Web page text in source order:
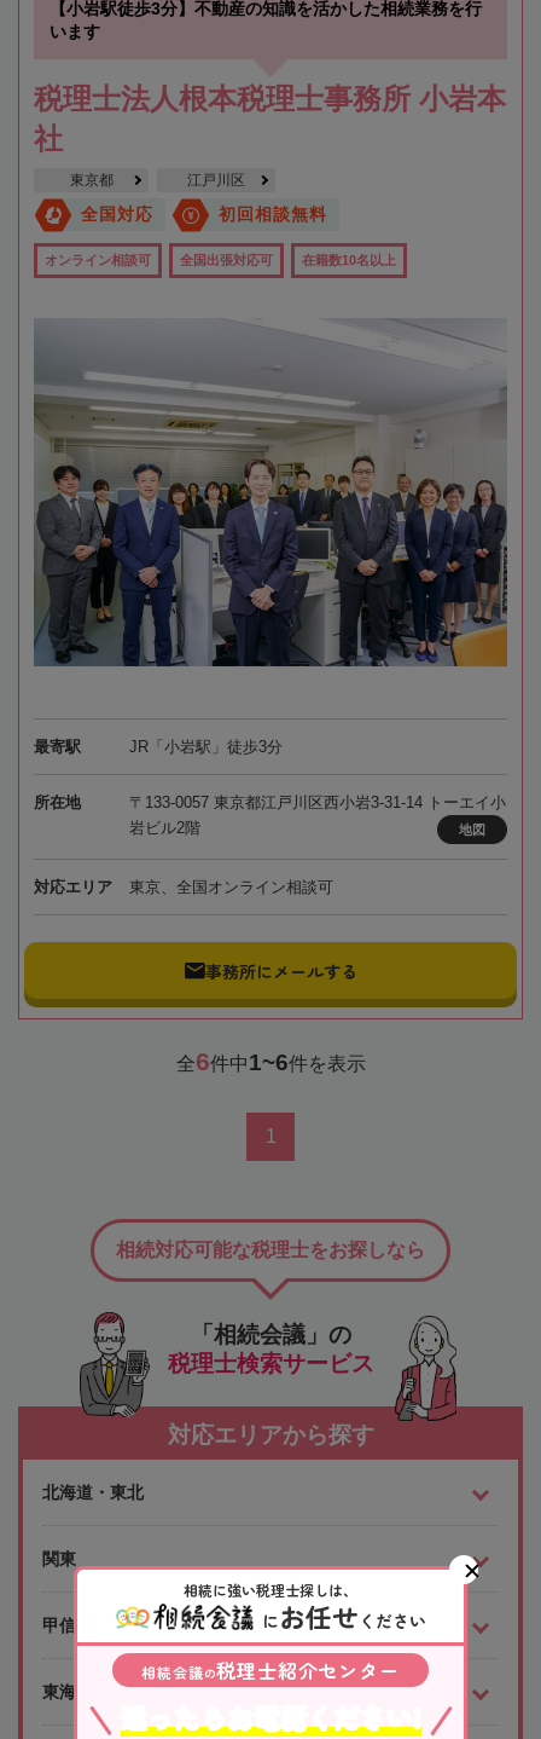
【小岩駅徒歩3分】不動産の知識を活かした相続業務を行
います
税理士法人根本税理士事務所 小岩本
社
東京都 江戸川区
全国対応 初回相談無料
オンライン相談可 全国出張対応可 在籍数10名以上
最寄駅 JR「小岩駅」徒歩3分
所在地
〒133-0057 東京都江戸川区西小岩3-31-14 トーエイ小
岩ビル2階
地図
対応エリア 東京、全国オンライン相談可
事務所にメールする
全6件中1~6件を表示
1
「相続会議」の
税理士検索サービス
相続対応可能な税理士をお探しなら
対応エリアから探す
北海道・東北
関東
甲信越・北陸
東海
相続に強い税理士探しは、
にお任せ ください
相続会議の税理士紹介センター